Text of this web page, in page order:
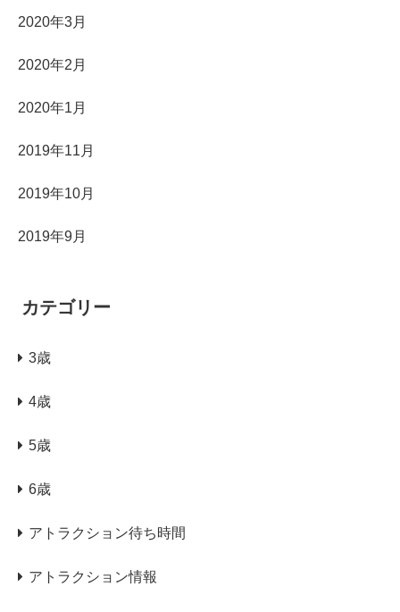
2020年3月
2020年2月
2020年1月
2019年11月
2019年10月
2019年9月
カテゴリー
3歳
4歳
5歳
6歳
アトラクション待ち時間
アトラクション情報